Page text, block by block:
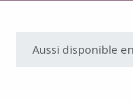
Aussi disponible